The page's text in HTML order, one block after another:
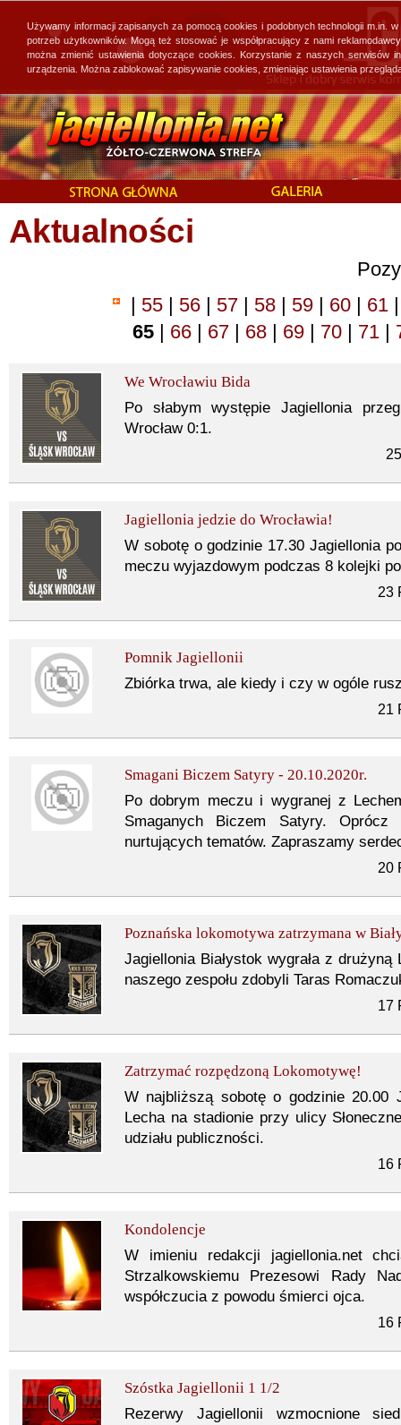
Aktualności
| 55 | 56 | 57 | 58 | 59 | 60 | 61 |
65 | 66 | 67 | 68 | 69 | 70 | 71 |
We Wrocławiu Bida
Po słabym występie Jagiellonia
Wrocław 0:1.
Jagiellonia jedzie do Wrocławia!
W sobotę o godzinie 17.30 Jagiellonia
meczu wyjazdowym podczas 8 kolejki
23
Pomnik Jagiellonii
Zbiórka trwa, ale kiedy i czy w ogóle
21
Smagani Biczem Satyry - 20.10.2020r.
Po dobrym meczu i wygranej z
Smaganych Biczem Satyry.
nurtujących tematów. Zapraszamy
20
Poznańska lokomotywa zatrzymana w
Jagiellonia Białystok wygrała z
naszego zespołu zdobyli Taras
17
Zatrzymać rozpędzoną Lokomotywę!
W najbliższą sobotę o godzinie 20.00
Lecha na stadionie przy ulicy
udziału publiczności.
16
Kondolencje
W imieniu redakcji jagiellonia.net
Strzalkowskiemu Prezesowi Rady
współczucia z powodu śmierci ojca.
16
Szóstka Jagiellonii 1 1/2
Rezerwy Jagiellonii wzmocnione
Używamy informacji zapisanych za pomocą cookies i podobnych technologii
potrzeb użytkowników. Mogą też stosować je współpracujący z nami
można zmienić ustawienia dotyczące cookies. Korzystanie z naszych
urządzenia. Można zablokować zapisywanie cookies, zmieniając ustawienia